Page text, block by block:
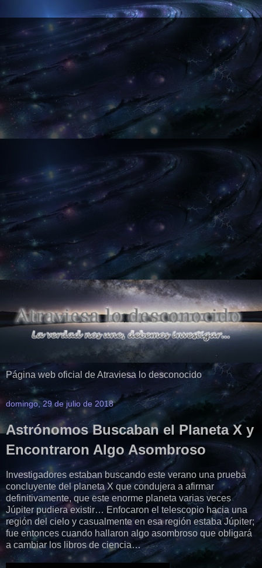
Página web oficial de Atraviesa lo desconocido
domingo, 29 de julio de 2018
Astrónomos Buscaban el Planeta X y
Encontraron Algo Asombroso
Investigadores estaban buscando este verano una prueba
concluyente del planeta X que condujera a afirmar
definitivamente, que este enorme planeta varias veces
Júpiter pudiera existir… Enfocaron el telescopio hacia una
región del cielo y casualmente en esa región estaba Júpiter;
fue entonces cuando hallaron algo asombroso que obligará
a cambiar los libros de ciencia…